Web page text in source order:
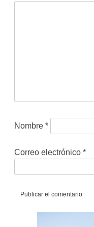
Nombre *
Correo electrónico *